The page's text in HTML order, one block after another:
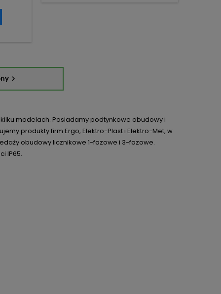

modelach. Posiadamy podtynkowe obudowy i
produkty firm Ergo, Elektro-Plast i Elektro-Met, w
obudowy licznikowe 1-fazowe i 3-fazowe.
IP65.